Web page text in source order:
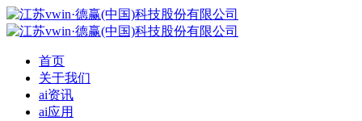
首页
关于我们
ai资讯
ai应用